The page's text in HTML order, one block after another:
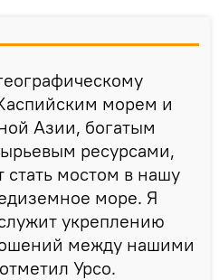
морем и
Азии, богатым
ресурсами,
мостом в нашу
море. Я
укреплению
между нашими
Урсо.